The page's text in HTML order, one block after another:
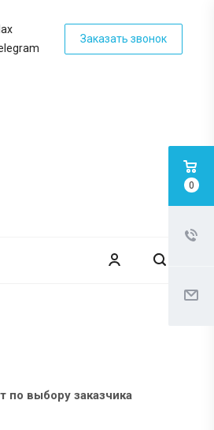
Заказать звонок
по выбору заказчика
0